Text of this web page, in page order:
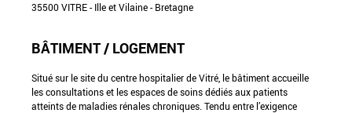
35500 VITRE - Ille et Vilaine - Bretagne
BÂTIMENT / LOGEMENT
Situé sur le site du centre hospitalier de Vitré, le bâtiment accueille
les consultations et les espaces de soins dédiés aux patients
atteints de maladies rénales chroniques. Tendu entre l’exigence